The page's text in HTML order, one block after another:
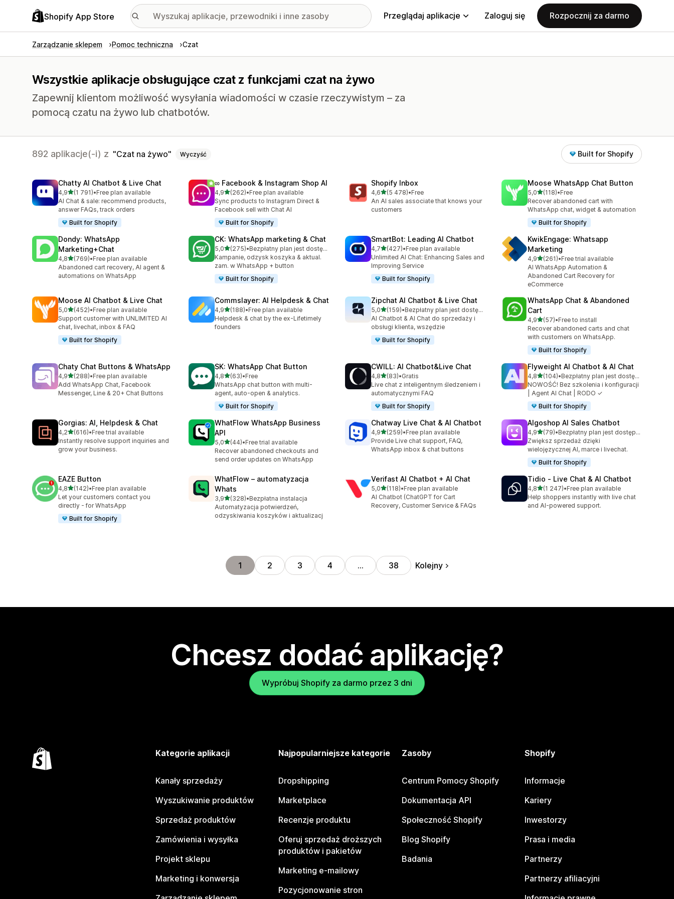
Shopify App Store Przeglądaj aplikacje Zaloguj się Rozpocznij za darmo
Zarządzanie sklepem Pomoc techniczna Czat
Wszystkie aplikacje obsługujące czat z funkcjami czat na żywo
Zapewnij klientom możliwość wysyłania wiadomości w czasie rzeczywistym – za
pomocą czatu na żywo lub chatbotów.
892 aplikacje(-i) z Czat na żywo Wyczyść Built for Shopify
Chatty AI Chatbot & Live Chat
4,9na 5 gwiazdek
(1 791)
Łączna liczba recenzji: 1791
•Free plan available
AI Chat & sale: recommend products,
answer FAQs, track orders
Built for Shopify
∞ Facebook & Instagram Shop AI
4,9na 5 gwiazdek
(262)
Łączna liczba recenzji: 262
•Free plan available
Sync products to Instagram Direct &
Facebook sell with Chat AI
Built for Shopify
Shopify Inbox
4,6na 5 gwiazdek
(5 478)
Łączna liczba recenzji: 5478
•Free
An AI sales associate that knows your
customers
Moose WhatsApp Chat Button
5,0na 5 gwiazdek
(118)
Łączna liczba recenzji: 118
•Free
Recover abandoned cart with
WhatsApp chat, widget & automation
Built for Shopify
Dondy: WhatsApp
Marketing+Chat
4,8na 5 gwiazdek
(769)
Łączna liczba recenzji: 769
•Free plan available
Abandoned cart recovery, AI agent &
automations on WhatsApp
CK: WhatsApp marketing & Chat
5,0na 5 gwiazdek
(275)
Łączna liczba recenzji: 275
•
Bezpłatny plan jest dostępny
Kampanie, odzysk koszyka & aktual.
zam. w WhatsApp + button
Built for Shopify
SmartBot: Leading AI Chatbot
4,7na 5 gwiazdek
(427)
Łączna liczba recenzji: 427
•Free plan available
Unlimited AI Chat: Enhancing Sales and
Improving Service
Built for Shopify
KwikEngage: Whatsapp
Marketing
4,9na 5 gwiazdek
(261)
Łączna liczba recenzji: 261
•Free trial available
AI WhatsApp Automation &
Abandoned Cart Recovery for
eCommerce
Moose AI Chatbot & Live Chat
5,0na 5 gwiazdek
(452)
Łączna liczba recenzji: 452
•Free plan available
Support customer with UNLIMITED AI
chat, livechat, inbox & FAQ
Built for Shopify
Commslayer: AI Helpdesk & Chat
4,9na 5 gwiazdek
(188)
Łączna liczba recenzji: 188
•Free plan available
Helpdesk & chat by the ex-Lifetimely
founders
Zipchat AI Chatbot & Live Chat
5,0na 5 gwiazdek
(159)
Łączna liczba recenzji: 159
•
Bezpłatny plan jest dostępny
AI Chatbot & AI Chat do sprzedaży i
obsługi klienta, wszędzie
Built for Shopify
WhatsApp Chat & Abandoned
Cart
4,9na 5 gwiazdek
(57)
Łączna liczba recenzji: 57
•Free to install
Recover abandoned carts and chat
with customers on WhatsApp.
Built for Shopify
Chaty Chat Buttons & WhatsApp
4,9na 5 gwiazdek
(288)
Łączna liczba recenzji: 288
•Free plan available
Add WhatsApp Chat, Facebook
Messenger, Line & 20+ Chat Buttons
SK: WhatsApp Chat Button
4,8na 5 gwiazdek
(63)
Łączna liczba recenzji: 63
•Free
WhatsApp chat button with multi-
agent, auto-open & analytics.
Built for Shopify
CWILL: AI Chatbot&Live Chat
4,8na 5 gwiazdek
(83)
Łączna liczba recenzji: 83
•Gratis
Live chat z inteligentnym śledzeniem i
automatycznymi FAQ
Built for Shopify
Flyweight AI Chatbot & AI Chat
4,8na 5 gwiazdek
(104)
Łączna liczba recenzji: 104
•
Bezpłatny plan jest dostępny
NOWOŚĆ! Bez szkolenia i konfiguracji
| Agent AI Chat | RODO ✓
Built for Shopify
Gorgias: AI, Helpdesk & Chat
4,2na 5 gwiazdek
(616)
Łączna liczba recenzji: 616
•Free trial available
Instantly resolve support inquiries and
grow your business.
WhatFlow WhatsApp Business
API
5,0na 5 gwiazdek
(44)
Łączna liczba recenzji: 44
•Free trial available
Recover abandoned checkouts and
send order updates on WhatsApp
Chatway Live Chat & AI Chatbot
4,9na 5 gwiazdek
(259)
Łączna liczba recenzji: 259
•Free plan available
Provide Live chat support, FAQ,
WhatsApp inbox & chat buttons
Algoshop AI Sales Chatbot
4,9na 5 gwiazdek
(79)
Łączna liczba recenzji: 79
•
Bezpłatny plan jest dostępny
Zwiększ sprzedaż dzięki
wielojęzycznej AI, marce i livechat.
Built for Shopify
EAZE Button
4,8na 5 gwiazdek
(142)
Łączna liczba recenzji: 142
•Free plan available
Let your customers contact you
directly - for WhatsApp
Built for Shopify
WhatFlow – automatyzacja
Whats
3,9na 5 gwiazdek
(328)
Łączna liczba recenzji: 328
•Bezpłatna instalacja
Automatyzacja potwierdzeń,
odzyskiwania koszyków i aktualizacj
Verifast AI Chatbot + AI Chat
5,0na 5 gwiazdek
(118)
Łączna liczba recenzji: 118
•Free plan available
AI Chatbot (ChatGPT for Cart
Recovery, Customer Service & FAQs
Tidio ‑ Live Chat & AI Chatbot
4,8na 5 gwiazdek
(1 247)
Łączna liczba recenzji: 1247
•Free plan available
Help shoppers instantly with live chat
and AI-powered support.
1 2 3 4 … 38 Kolejny
Chcesz dodać aplikację?
Wypróbuj Shopify za darmo przez 3 dni
Kategorie aplikacji
Kanały sprzedaży
Wyszukiwanie produktów
Sprzedaż produktów
Zamówienia i wysyłka
Projekt sklepu
Marketing i konwersja
Najpopularniejsze kategorie
Dropshipping
Marketplace
Recenzje produktu
Oferuj sprzedaż droższych
produktów i pakietów
Marketing e-mailowy
Pozycjonowanie stron
Zasoby
Centrum Pomocy Shopify
Dokumentacja API
Społeczność Shopify
Blog Shopify
Badania
Shopify
Informacje
Kariery
Inwestorzy
Prasa i media
Partnerzy
Partnerzy afiliacyjni